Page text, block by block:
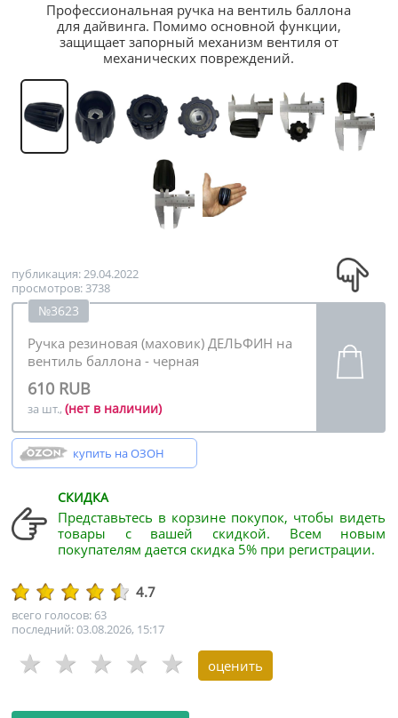
Профессиональная ручка на вентиль баллона
для дайвинга. Помимо основной функции,
защищает запорный механизм вентиля от
механических повреждений.
публикация: 29.04.2022
просмотров: 3738
№3623
Ручка резиновая (маховик) ДЕЛЬФИН на
вентиль баллона - черная
610 RUB
за шт.,(нет в наличии)
купить на ОЗОН
СКИДКА
Представьтесь в корзине покупок, чтобы видеть
товары с вашей скидкой. Всем новым
покупателям дается скидка 5% при регистрации.
4.7
всего голосов: 63
последний: 03.08.2026, 15:17